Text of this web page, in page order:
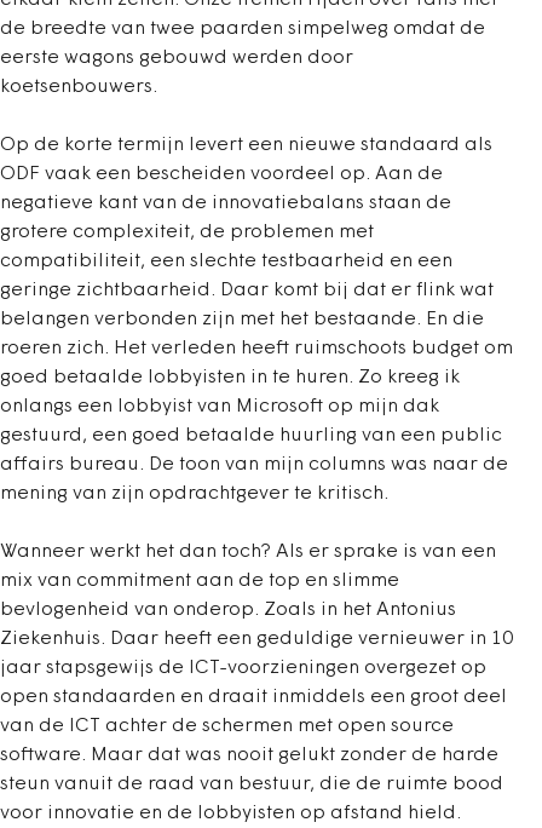
de breedte van twee paarden simpelweg omdat de
eerste wagons gebouwd werden door
koetsenbouwers.
Op de korte termijn levert een nieuwe standaard als
ODF vaak een bescheiden voordeel op. Aan de
negatieve kant van de innovatiebalans staan de
grotere complexiteit, de problemen met
compatibiliteit, een slechte testbaarheid en een
geringe zichtbaarheid. Daar komt bij dat er flink wat
belangen verbonden zijn met het bestaande. En die
roeren zich. Het verleden heeft ruimschoots budget om
goed betaalde lobbyisten in te huren. Zo kreeg ik
onlangs een lobbyist van Microsoft op mijn dak
gestuurd, een goed betaalde huurling van een public
affairs bureau. De toon van mijn columns was naar de
mening van zijn opdrachtgever te kritisch.
Wanneer werkt het dan toch? Als er sprake is van een
mix van commitment aan de top en slimme
bevlogenheid van onderop. Zoals in het Antonius
Ziekenhuis. Daar heeft een geduldige vernieuwer in 10
jaar stapsgewijs de ICT-voorzieningen overgezet op
open standaarden en draait inmiddels een groot deel
van de ICT achter de schermen met open source
software. Maar dat was nooit gelukt zonder de harde
steun vanuit de raad van bestuur, die de ruimte bood
voor innovatie en de lobbyisten op afstand hield.